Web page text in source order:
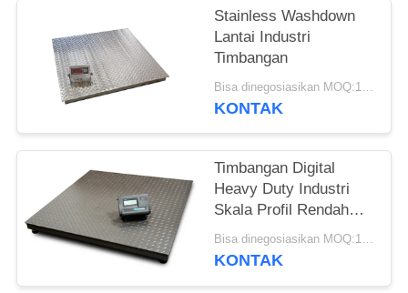
Stainless Washdown
Lantai Industri
Timbangan
Bisa dinegosiasikan MOQ:1 Set
KONTAK
Timbangan Digital
Heavy Duty Industri
Skala Profil Rendah
Pallet Baja Karbon
Q235B
Bisa dinegosiasikan MOQ:1 Set
KONTAK